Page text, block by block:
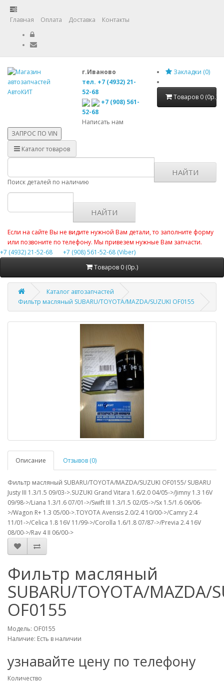
Главная Оплата Доставка Контакты
г.Иваново
тел. +7 (4932) 21-
52-68
+7 (908) 561-
52-68
Написать нам
Закладки (0)
Товаров 0 (0р.)
ЗАПРОС ПО VIN
Каталог товаров
Поиск деталей по наличию
НАЙТИ
НАЙТИ
Если на сайте Вы не видите нужной Вам детали, то заполните форму
или позвоните по телефону. Мы привезем нужные Вам запчасти.
+7 (4932) 21-52-68
+7 (908) 561-52-68 (Viber)
Товаров 0 (0р.)
Каталог автозапчастей
Фильтр масляный SUBARU/TOYOTA/MAZDA/SUZUKI OF0155
Описание Отзывов (0)
Фильтр масляный SUBARU/TOYOTA/MAZDA/SUZUKI OF0155/ SUBARU
Justy III 1.3/1.5 09/03->.SUZUKI Grand Vitara 1.6/2.0 04/05->/Jimny 1.3 16V
09/98->/Liana 1.3/1.6 07/01->/Swift III 1.3/1.5 02/05->/Sx 1.5/1.6 06/06-
>/Wagon R+ 1.3 05/00->.TOYOTA Avensis 2.0/2.4 10/00->/Camry 2.4
11/01->/Celica 1.8 16V 11/99->/Corolla 1.6/1.8 07/87->/Previa 2.4 16V
08/00->/Rav 4 II 06/00->
Фильтр масляный
SUBARU/TOYOTA/MAZDA/
OF0155
Модель: OF0155
Наличие: Есть в наличии
узнавайте цену по телефону
Количество